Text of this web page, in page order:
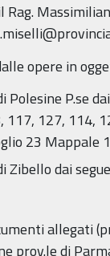
opere in
Polesine P.se
127, 114,
23 Mappale
Zibello dai
allegati
prov.le di